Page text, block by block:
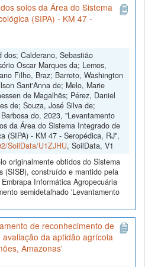
solos da Área do Sistema
(SIPA) - KM 47 -
dos; Calderano, Sebastião
Oscar Marques da; Lemos,
Filho, Braz; Barreto, Washington
Sant'Anna de; Melo, Marie
de Magalhẽs; Pérez, Daniel
de; Souza, José Silva de;
do, 2023, "Levantamento
da Área do Sistema Integrado de
(SIPA) - KM 47 - Seropédica, RJ",
SoilData/U1ZJHU, SoilData, V1
originalmente obtidos do Sistema
(SISB), construído e mantido pela
Informática Agropecuária
semidetalhado 'Levantamento
de reconhecimento de
da aptidão agrícola
Amazonas'